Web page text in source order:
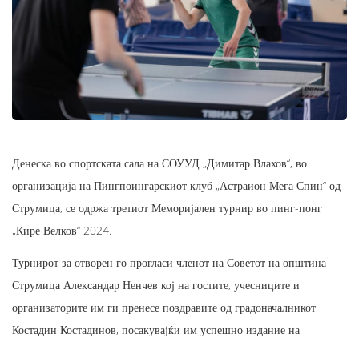
Денеска во спортската сала на СОУУД „Димитар Влахов“, во
организација на Пингпоингарскиот клуб „Астраион Мега Спин“ од
Струмица, се одржа третиот Меморијален турнир во пинг-понг
„Кире Велков“ 2024.
Турнирот за отворен го прогласи членот на Советот на општина
Струмица Александар Ненчев кој на гостите, учесниците и
организаторите им ги пренесе поздравите од градоначалникот
Костадин Костадинов, посакувајќи им успешно издание на